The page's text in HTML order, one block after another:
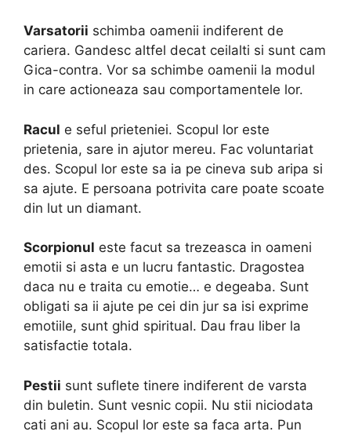
Varsatorii schimba oamenii indiferent de
cariera. Gandesc altfel decat ceilalti si sunt cam
Gica-contra. Vor sa schimbe oamenii la modul
in care actioneaza sau comportamentele lor.
Racul e seful prieteniei. Scopul lor este
prietenia, sare in ajutor mereu. Fac voluntariat
des. Scopul lor este sa ia pe cineva sub aripa si
sa ajute. E persoana potrivita care poate scoate
din lut un diamant.
Scorpionul este facut sa trezeasca in oameni
emotii si asta e un lucru fantastic. Dragostea
daca nu e traita cu emotie… e degeaba. Sunt
obligati sa ii ajute pe cei din jur sa isi exprime
emotiile, sunt ghid spiritual. Dau frau liber la
satisfactie totala.
Pestii sunt suflete tinere indiferent de varsta
din buletin. Sunt vesnic copii. Nu stii niciodata
cati ani au. Scopul lor este sa faca arta. Pun